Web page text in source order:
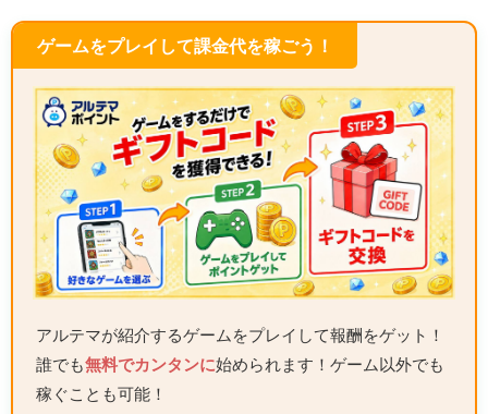
ゲームをプレイして課金代を稼ごう！
アルテマが紹介するゲームをプレイして報酬をゲット！
誰でも無料でカンタンに始められます！ゲーム以外でも
稼ぐことも可能！